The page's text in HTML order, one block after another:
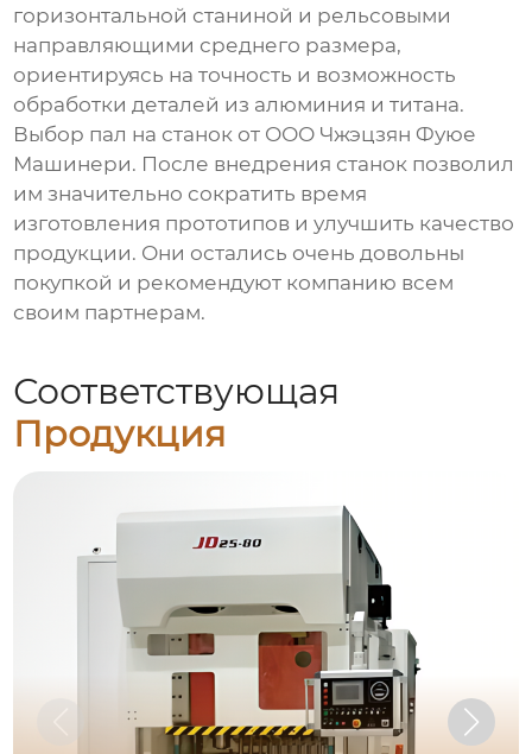
горизонтальной станиной и рельсовыми
направляющими среднего размера,
ориентируясь на точность и возможность
обработки деталей из алюминия и титана.
Выбор пал на станок от ООО Чжэцзян Фуюе
Машинери. После внедрения станок позволил
им значительно сократить время
изготовления прототипов и улучшить качество
продукции. Они остались очень довольны
покупкой и рекомендуют компанию всем
своим партнерам.
Соответствующая
Продукция